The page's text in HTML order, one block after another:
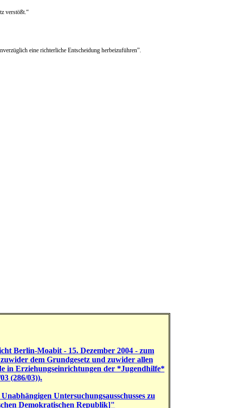
verstößt.“
eine richterliche Entscheidung herbeizuführen”.
Berlin-Moabit - 15. Dezember 2004 - zum
dem Grundgesetz und zuwider allen
in Erziehungseinrichtungen der *Jugendhilfe*
(286/03)).
Untersuchungsausschusses zu
Demokratischen Republik]"